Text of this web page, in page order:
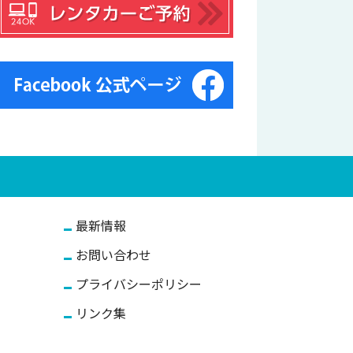
最新情報
お問い合わせ
プライバシーポリシー
リンク集